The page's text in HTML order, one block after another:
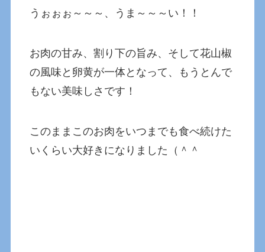
うぉぉぉ～～～、うま～～～い！！
お肉の甘み、割り下の旨み、そして花山椒
の風味と卵黄が一体となって、もうとんで
もない美味しさです！
このままこのお肉をいつまでも食べ続けた
いくらい大好きになりました（＾＾